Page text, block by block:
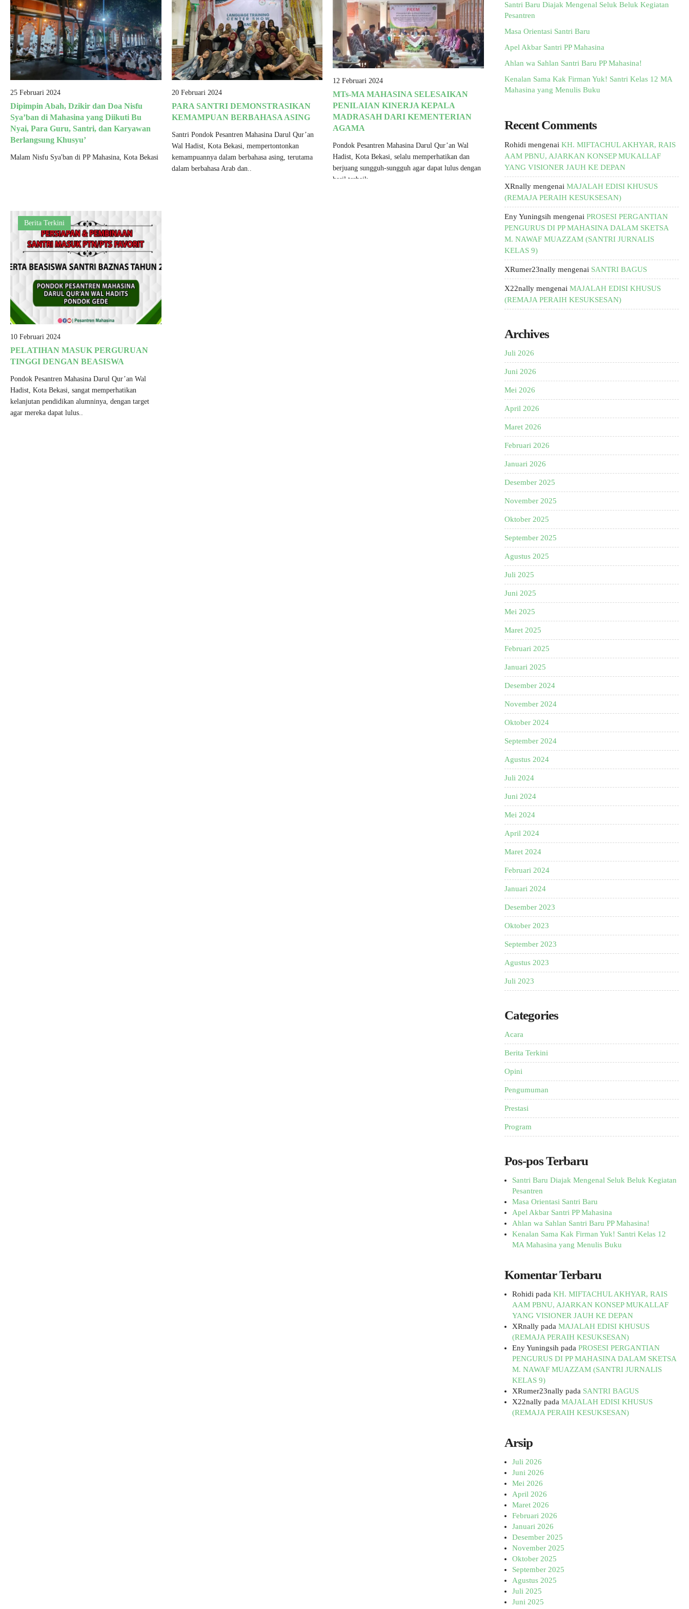
25 Februari 2024
Dipimpin Abah, Dzikir dan Doa Nisfu
Sya’ban di Mahasina yang Diikuti Bu
Nyai, Para Guru, Santri, dan Karyawan
Berlangsung Khusyu’
Malam Nisfu Sya'ban di PP Mahasina, Kota Bekasi
20 Februari 2024
PARA SANTRI DEMONSTRASIKAN
KEMAMPUAN BERBAHASA ASING
Santri Pondok Pesantren Mahasina Darul Qur’an
Wal Hadist, Kota Bekasi, mempertontonkan
kemampuannya dalam berbahasa asing, terutama
dalam berbahasa Arab dan..
12 Februari 2024
MTs-MA MAHASINA SELESAIKAN
PENILAIAN KINERJA KEPALA
MADRASAH DARI KEMENTERIAN
AGAMA
Pondok Pesantren Mahasina Darul Qur’an Wal
Hadist, Kota Bekasi, selalu memperhatikan dan
berjuang sungguh-sungguh agar dapat lulus dengan
hasil terbaik..
Berita Terkini
10 Februari 2024
PELATIHAN MASUK PERGURUAN
TINGGI DENGAN BEASISWA
Pondok Pesantren Mahasina Darul Qur’an Wal
Hadist, Kota Bekasi, sangat memperhatikan
kelanjutan pendidikan alumninya, dengan target
agar mereka dapat lulus..
Santri Baru Diajak Mengenal Seluk Beluk Kegiatan
Pesantren
Masa Orientasi Santri Baru
Apel Akbar Santri PP Mahasina
Ahlan wa Sahlan Santri Baru PP Mahasina!
Kenalan Sama Kak Firman Yuk! Santri Kelas 12 MA
Mahasina yang Menulis Buku
Recent Comments
Rohidi mengenai KH. MIFTACHUL AKHYAR, RAIS
AAM PBNU, AJARKAN KONSEP MUKALLAF
YANG VISIONER JAUH KE DEPAN
XRnally mengenai MAJALAH EDISI KHUSUS
(REMAJA PERAIH KESUKSESAN)
Eny Yuningsih mengenai PROSESI PERGANTIAN
PENGURUS DI PP MAHASINA DALAM SKETSA
M. NAWAF MUAZZAM (SANTRI JURNALIS
KELAS 9)
XRumer23nally mengenai SANTRI BAGUS
X22nally mengenai MAJALAH EDISI KHUSUS
(REMAJA PERAIH KESUKSESAN)
Archives
Juli 2026
Juni 2026
Mei 2026
April 2026
Maret 2026
Februari 2026
Januari 2026
Desember 2025
November 2025
Oktober 2025
September 2025
Agustus 2025
Juli 2025
Juni 2025
Mei 2025
Maret 2025
Februari 2025
Januari 2025
Desember 2024
November 2024
Oktober 2024
September 2024
Agustus 2024
Juli 2024
Juni 2024
Mei 2024
April 2024
Maret 2024
Februari 2024
Januari 2024
Desember 2023
Oktober 2023
September 2023
Agustus 2023
Juli 2023
Categories
Acara
Berita Terkini
Opini
Pengumuman
Prestasi
Program
Pos-pos Terbaru
Santri Baru Diajak Mengenal Seluk Beluk Kegiatan
Pesantren
Masa Orientasi Santri Baru
Apel Akbar Santri PP Mahasina
Ahlan wa Sahlan Santri Baru PP Mahasina!
Kenalan Sama Kak Firman Yuk! Santri Kelas 12
MA Mahasina yang Menulis Buku
Komentar Terbaru
Rohidi pada KH. MIFTACHUL AKHYAR, RAIS
AAM PBNU, AJARKAN KONSEP MUKALLAF
YANG VISIONER JAUH KE DEPAN
XRnally pada MAJALAH EDISI KHUSUS
(REMAJA PERAIH KESUKSESAN)
Eny Yuningsih pada PROSESI PERGANTIAN
PENGURUS DI PP MAHASINA DALAM SKETSA
M. NAWAF MUAZZAM (SANTRI JURNALIS
KELAS 9)
XRumer23nally pada SANTRI BAGUS
X22nally pada MAJALAH EDISI KHUSUS
(REMAJA PERAIH KESUKSESAN)
Arsip
Juli 2026
Juni 2026
Mei 2026
April 2026
Maret 2026
Februari 2026
Januari 2026
Desember 2025
November 2025
Oktober 2025
September 2025
Agustus 2025
Juli 2025
Juni 2025